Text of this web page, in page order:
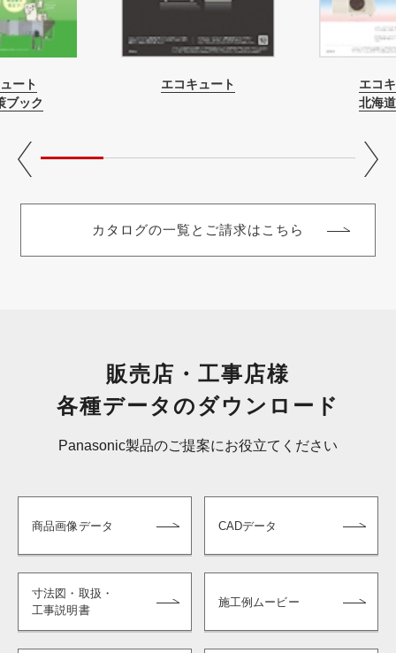
ート
ブック
エコキュート
エコ
北海
カタログの一覧とご請求はこちら
販売店・工事店様
各種データのダウンロード
Panasonic製品のご提案にお役立てください
商品画像データ CADデータ
寸法図・取扱・
工事説明書
施工例ムービー